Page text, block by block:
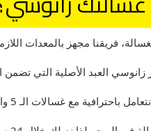
فريقنا مجهز بالمعدات
زانوسي العبد الأصلية التي تضمن
نتعامل باحترافية مع غسالات الـ 5 والـ 7 كيلو وأحدث إصدارات زانوسي.